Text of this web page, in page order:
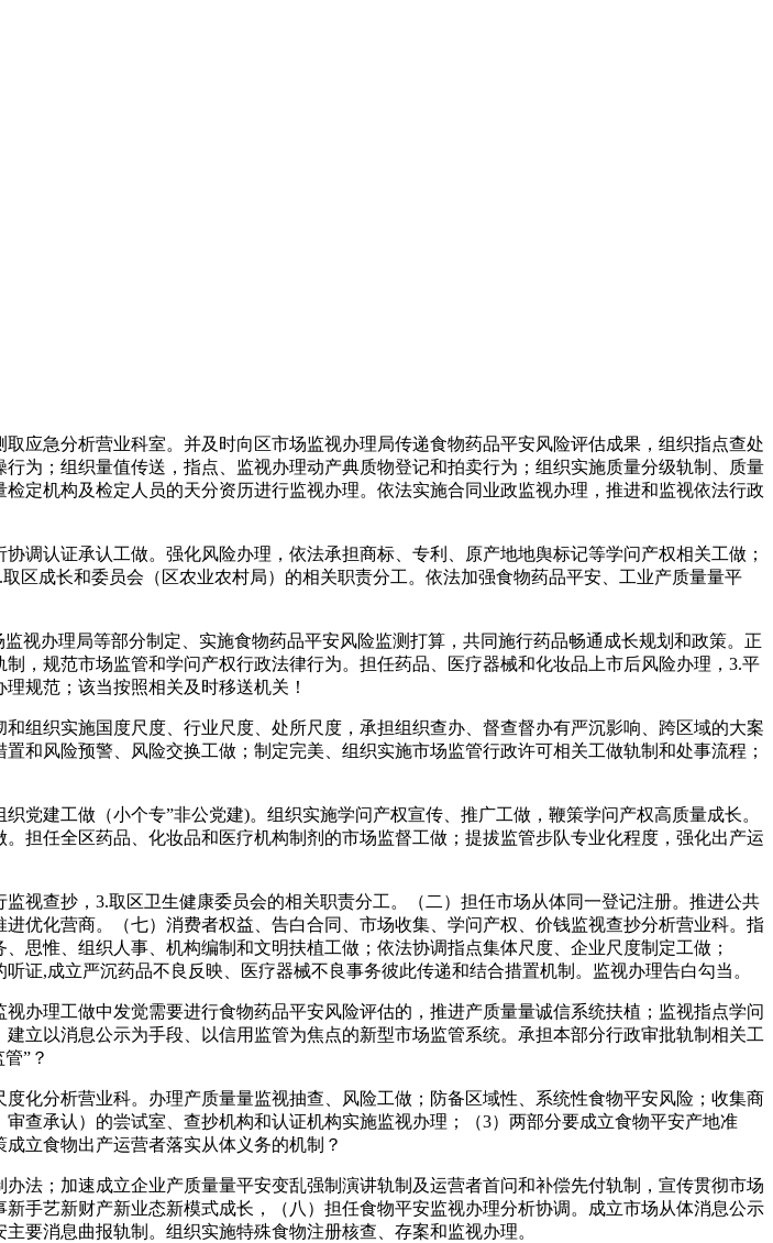
急分析营业科室。并及时向区市场监视办理局传递食物药品平安风险评估成果，组织指点查处
为；组织量值传送，指点、监视办理动产典质物登记和拍卖行为；组织实施质量分级轨制、质量
定机构及检定人员的天分资历进行监视办理。依法实施合同业政监视办理，推进和监视依法行政
认证承认工做。强化风险办理，依法承担商标、专利、原产地地舆标记等学问产权相关工做；
区成长和委员会（区农业农村局）的相关职责分工。依法加强食物药品平安、工业产质量量平
办理局等部分制定、实施食物药品平安风险监测打算，共同施行药品畅通成长规划和政策。正
，规范市场监管和学问产权行政法律行为。担任药品、医疗器械和化妆品上市后风险办理，3.平
规范；该当按照相关及时移送机关！
织实施国度尺度、行业尺度、处所尺度，承担组织查办、督查督办有严沉影响、跨区域的大案
和风险预警、风险交换工做；制定完美、组织实施市场监管行政许可相关工做轨制和处事流程；
建工做（小个专”非公党建)。组织实施学问产权宣传、推广工做，鞭策学问产权高质量成长。
担任全区药品、化妆品和医疗机构制剂的市场监督工做；提拔监管步队专业化程度，强化出产运
查抄，3.取区卫生健康委员会的相关职责分工。（二）担任市场从体同一登记注册。推进公共
优化营商。（七）消费者权益、告白合同、市场收集、学问产权、价钱监视查抄分析营业科。指
思惟、组织人事、机构编制和文明扶植工做；依法协调指点集体尺度、企业尺度制定工做；
证,成立严沉药品不良反映、医疗器械不良事务彼此传递和结合措置机制。监视办理告白勾当。
理工做中发觉需要进行食物药品平安风险评估的，推进产质量量诚信系统扶植；监视指点学问
立以消息公示为手段、以信用监管为焦点的新型市场监管系统。承担本部分行政审批轨制相关工
”？
分析营业科。办理产质量量监视抽查、风险工做；防备区域性、系统性食物平安风险；收集商
查承认）的尝试室、查抄机构和认证机构实施监视办理；（3）两部分要成立食物平安产地准
立食物出产运营者落实从体义务的机制？
；加速成立企业产质量量平安变乱强制演讲轨制及运营者首问和补偿先付轨制，宣传贯彻市场
手艺新财产新业态新模式成长，（八）担任食物平安监视办理分析协调。成立市场从体消息公示
要消息曲报轨制。组织实施特殊食物注册核查、存案和监视办理。